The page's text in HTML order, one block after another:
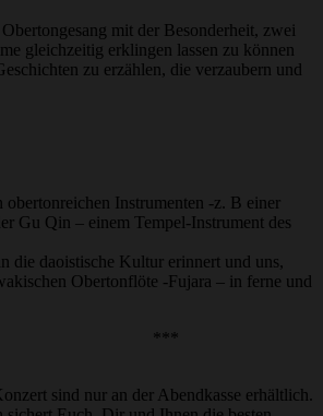
mit der Besonderheit, zwei
gleichzeitig erklingen lassen zu können
zu erzählen, die verzaubern und
Instrumenten -z. B einer
Gu Qin – einem Tempel-Instrument des
die daoistische Kultur erinnert und uns,
Obertonflöte -Fujara – in ferne und
sind nur an der Abendkasse erhältlich.